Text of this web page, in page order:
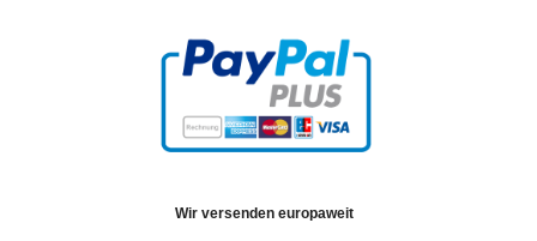
Wir versenden europaweit